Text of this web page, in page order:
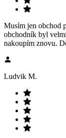
Musím jen obchod
obchodník byl
nakoupím znovu.
Ludvik M.